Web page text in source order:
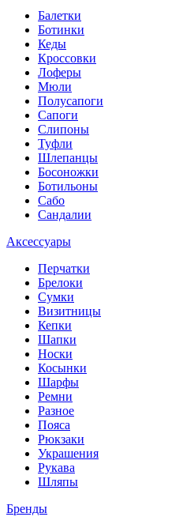
Балетки
Ботинки
Кеды
Кроссовки
Лоферы
Мюли
Полусапоги
Сапоги
Слипоны
Туфли
Шлепанцы
Босоножки
Ботильоны
Сабо
Сандалии
Аксессуары
Перчатки
Брелоки
Сумки
Визитницы
Кепки
Шапки
Носки
Косынки
Шарфы
Ремни
Разное
Пояса
Рюкзаки
Украшения
Рукава
Шляпы
Бренды